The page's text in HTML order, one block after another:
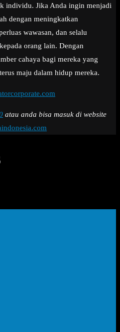
individu. Jika Anda ingin menjadi
dengan meningkatkan
wawasan, dan selalu
orang lain. Dengan
cahaya bagi mereka yang
maju dalam hidup mereka.
atau anda bisa masuk di website